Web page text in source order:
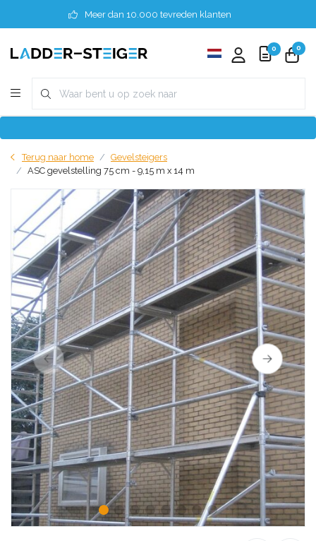
Meer dan 10.000 tevreden klanten
0 0
Terug naar home
Gevelsteigers
ASC gevelstelling 75 cm - 9,15 m x 14 m